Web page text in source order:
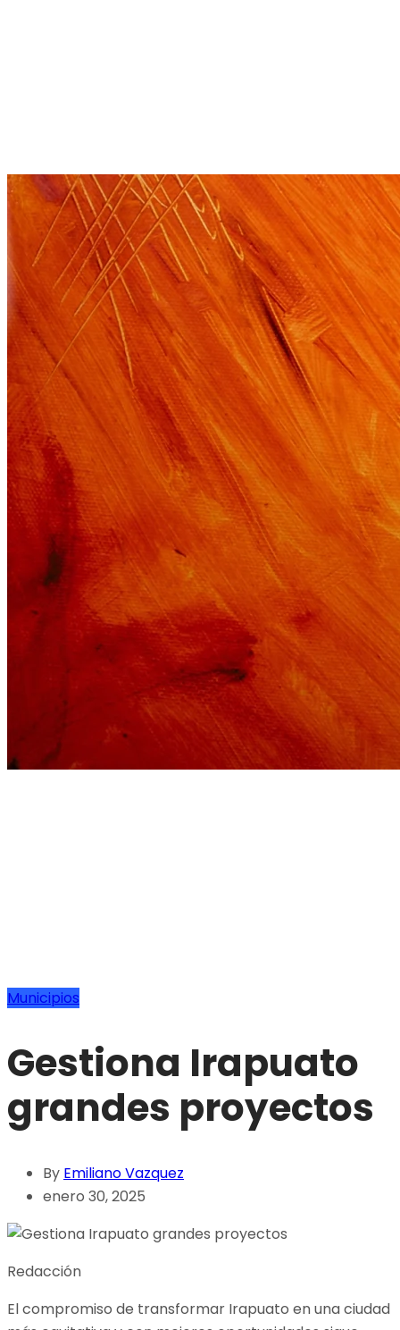
Municipios
Gestiona Irapuato
grandes proyectos
By Emiliano Vazquez
enero 30, 2025
Redacción
El compromiso de transformar Irapuato en una ciudad